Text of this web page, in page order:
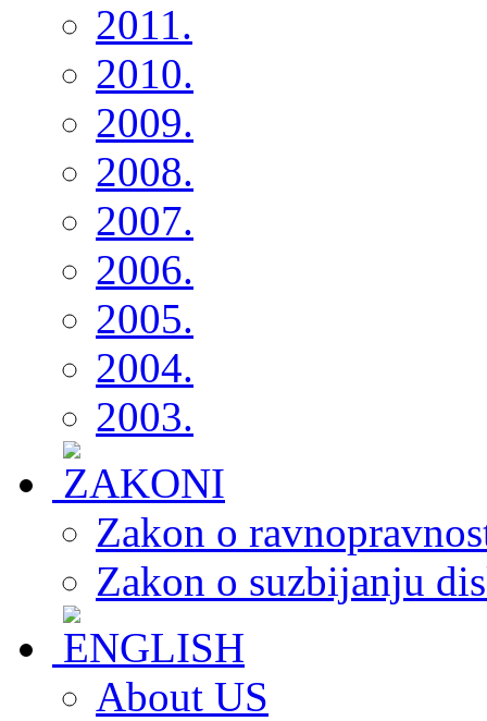
2011.
2010.
2009.
2008.
2007.
2006.
2005.
2004.
2003.
Zakon o
Zakon o suzbijanju
About US